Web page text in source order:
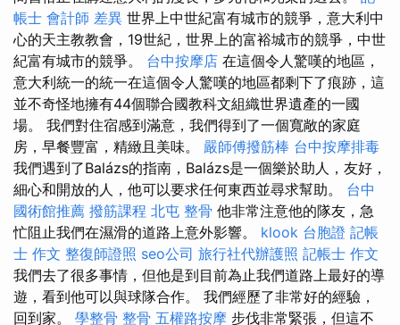
帳士 會計師 差異 世界上中世紀富有城市的競爭，意大利中
心的天主教教會，19世紀，世界上的富裕城市的競爭，中世
紀富有城市的競爭。 台中按摩店 在這個令人驚嘆的地區，
意大利統一的統一在這個令人驚嘆的地區都剩下了痕跡，這
並不奇怪地擁有44個聯合國教科文組織世界遺產的一國
場。 我們對住宿感到滿意，我們得到了一個寬敞的家庭
房，早餐豐富，精緻且美味。 嚴師傅撥筋棒 台中按摩排毒
我們遇到了Balázs的指南，Balázs是一個樂於助人，友好，
細心和開放的人，他可以要求任何東西並尋求幫助。 台中
國術館推薦 撥筋課程 北屯 整骨 他非常注意他的隊友，急
忙阻止我們在濕滑的道路上意外影響。 klook 台胞證 記帳
士 作文 整復師證照 seo公司 旅行社代辦護照 記帳士 作文
我們去了很多事情，但他是到目前為止我們道路上最好的導
遊，看到他可以與球隊合作。 我們經歷了非常好的經驗，
回到家。 學整骨 整骨 五權路按摩 步伐非常緊張，但這不